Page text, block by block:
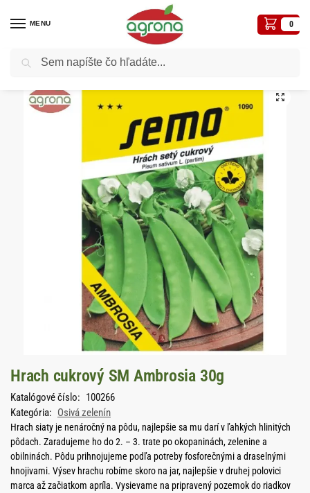
MENU 0
Domov Semená - osivá / Osivá zelenín
Hrach cukrový SM Ambrosia 30g
Katalógové číslo: 100266
Kategória: Osivá zelenín
Hrach siaty je nenáročný na pôdu, najlepšie sa mu darí v ľahkých hlinitých
pôdach. Zaradujeme ho do 2. – 3. trate po okopaninách, zelenine a
obilninách. Pôdu prihnojujeme podľa potreby fosforečnými a draselnými
hnojivami. Výsev hrachu robíme skoro na jar, najlepšie v druhej polovici
marca až začiatkom apríla. Vysievame na pripravený pozemok do riadkov